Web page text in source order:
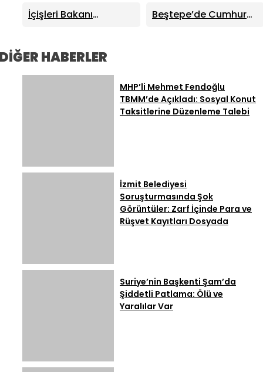
MHP Lideri Bahçeli’nin
Eğitim Mesajları Son
Milyon Abone
İçişleri Bakanı
Devletimizin Sarsılmaz
İradesidir”
Beştepe’de Cumhur
HABERLER
MHP’li Mehmet Fendoğlu
TBMM’de Açıkladı: Sosyal Konut
Taksitlerine Düzenleme Talebi
İzmit Belediyesi
Soruşturmasında Şok
Görüntüler: Zarf İçinde Para ve
Rüşvet Kayıtları Dosyada
Suriye’nin Başkenti Şam’da
Şiddetli Patlama: Ölü ve
Yaralılar Var